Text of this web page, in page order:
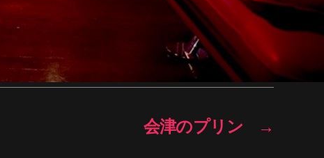
→
会津のプリン